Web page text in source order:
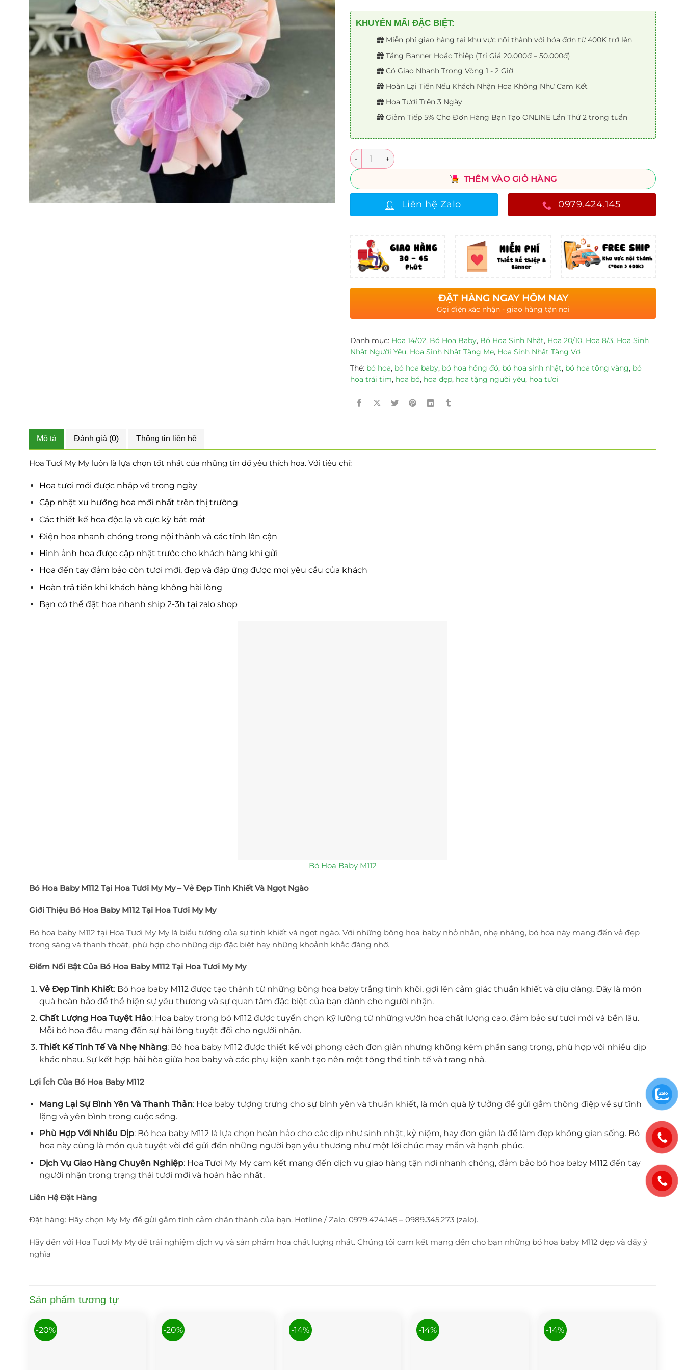
KHUYẾN MÃI ĐẶC BIỆT:
Miễn phí giao hàng tại khu vực nội thành với hóa đơn từ 400K trở lên
Tặng Banner Hoặc Thiệp (Trị Giá 20.000đ – 50.000đ)
Có Giao Nhanh Trong Vòng 1 - 2 Giờ
Hoàn Lại Tiền Nếu Khách Nhận Hoa Không Như Cam Kết
Hoa Tươi Trên 3 Ngày
Giảm Tiếp 5% Cho Đơn Hàng Bạn Tạo ONLINE Lần Thứ 2 trong tuần
Số lượng
THÊM VÀO GIỎ HÀNG
Liên hệ Zalo 0979.424.145
ĐẶT HÀNG NGAY HÔM NAY
Gọi điện xác nhận - giao hàng tận nơi
Danh mục: Hoa 14/02, Bó Hoa Baby, Bó Hoa Sinh Nhật, Hoa 20/10, Hoa 8/3, Hoa Sinh
Nhật Người Yêu, Hoa Sinh Nhật Tặng Mẹ, Hoa Sinh Nhật Tặng Vợ
Thẻ: bó hoa, bó hoa baby, bó hoa hồng đỏ, bó hoa sinh nhật, bó hoa tông vàng, bó
hoa trái tim, hoa bó, hoa đẹp, hoa tặng người yêu, hoa tươi
Mô tả Đánh giá (0) Thông tin liên hệ
Hoa Tươi My My luôn là lựa chọn tốt nhất của những tín đồ yêu thích hoa. Với tiêu chí:
Hoa tươi mới được nhập về trong ngày
Cập nhật xu hướng hoa mới nhất trên thị trường
Các thiết kế hoa độc lạ và cực kỳ bắt mắt
Điện hoa nhanh chóng trong nội thành và các tỉnh lân cận
Hình ảnh hoa được cập nhật trước cho khách hàng khi gửi
Hoa đến tay đảm bảo còn tươi mới, đẹp và đáp ứng được mọi yêu cầu của khách
Hoàn trả tiền khi khách hàng không hài lòng
Bạn có thể đặt hoa nhanh ship 2-3h tại zalo shop
Bó Hoa Baby M112
Bó Hoa Baby M112 Tại Hoa Tươi My My – Vẻ Đẹp Tinh Khiết Và Ngọt Ngào
Giới Thiệu Bó Hoa Baby M112 Tại Hoa Tươi My My
Bó hoa baby M112 tại Hoa Tươi My My là biểu tượng của sự tinh khiết và ngọt ngào. Với những bông hoa baby nhỏ nhắn, nhẹ nhàng, bó hoa này mang đến vẻ đẹp
trong sáng và thanh thoát, phù hợp cho những dịp đặc biệt hay những khoảnh khắc đáng nhớ.
Điểm Nổi Bật Của Bó Hoa Baby M112 Tại Hoa Tươi My My
Vẻ Đẹp Tinh Khiết: Bó hoa baby M112 được tạo thành từ những bông hoa baby trắng tinh khôi, gợi lên cảm giác thuần khiết và dịu dàng. Đây là món
quà hoàn hảo để thể hiện sự yêu thương và sự quan tâm đặc biệt của bạn dành cho người nhận.
Chất Lượng Hoa Tuyệt Hảo: Hoa baby trong bó M112 được tuyển chọn kỹ lưỡng từ những vườn hoa chất lượng cao, đảm bảo sự tươi mới và bền lâu.
Mỗi bó hoa đều mang đến sự hài lòng tuyệt đối cho người nhận.
Thiết Kế Tinh Tế Và Nhẹ Nhàng: Bó hoa baby M112 được thiết kế với phong cách đơn giản nhưng không kém phần sang trọng, phù hợp với nhiều dịp
khác nhau. Sự kết hợp hài hòa giữa hoa baby và các phụ kiện xanh tạo nên một tổng thể tinh tế và trang nhã.
Lợi Ích Của Bó Hoa Baby M112
Mang Lại Sự Bình Yên Và Thanh Thản: Hoa baby tượng trưng cho sự bình yên và thuần khiết, là món quà lý tưởng để gửi gắm thông điệp về sự tĩnh
lặng và yên bình trong cuộc sống.
Phù Hợp Với Nhiều Dịp: Bó hoa baby M112 là lựa chọn hoàn hảo cho các dịp như sinh nhật, kỷ niệm, hay đơn giản là để làm đẹp không gian sống. Bó
hoa này cũng là món quà tuyệt vời để gửi đến những người bạn yêu thương như một lời chúc may mắn và hạnh phúc.
Dịch Vụ Giao Hàng Chuyên Nghiệp: Hoa Tươi My My cam kết mang đến dịch vụ giao hàng tận nơi nhanh chóng, đảm bảo bó hoa baby M112 đến tay
người nhận trong trạng thái tươi mới và hoàn hảo nhất.
Liên Hệ Đặt Hàng
Đặt hàng: Hãy chọn My My để gửi gắm tình cảm chân thành của bạn. Hotline / Zalo: 0979.424.145 – 0989.345.273 (zalo).
Hãy đến với Hoa Tươi My My để trải nghiệm dịch vụ và sản phẩm hoa chất lượng nhất. Chúng tôi cam kết mang đến cho bạn những bó hoa baby M112 đẹp và đầy ý
nghĩa
Sản phẩm tương tự
-20% -20% -14% -14% -14%